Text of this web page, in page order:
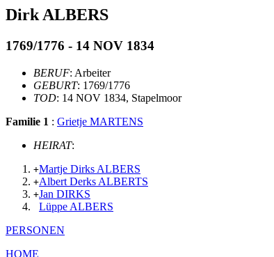
Dirk ALBERS
1769/1776 - 14 NOV 1834
BERUF: Arbeiter
GEBURT: 1769/1776
TOD: 14 NOV 1834, Stapelmoor
Familie 1 : Grietje MARTENS
HEIRAT:
+Martje Dirks ALBERS
+Albert Derks ALBERTS
+Jan DIRKS
Lüppe ALBERS
PERSONEN
HOME